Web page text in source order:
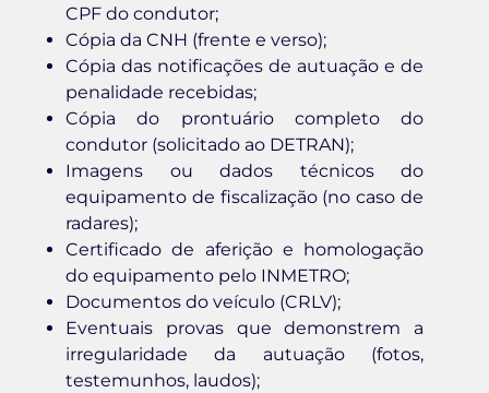
CPF do condutor;
Cópia da CNH (frente e verso);
Cópia das notificações de autuação e de
penalidade recebidas;
Cópia do prontuário completo do
condutor (solicitado ao DETRAN);
Imagens ou dados técnicos do
equipamento de fiscalização (no caso de
radares);
Certificado de aferição e homologação
do equipamento pelo INMETRO;
Documentos do veículo (CRLV);
Eventuais provas que demonstrem a
irregularidade da autuação (fotos,
testemunhos, laudos);